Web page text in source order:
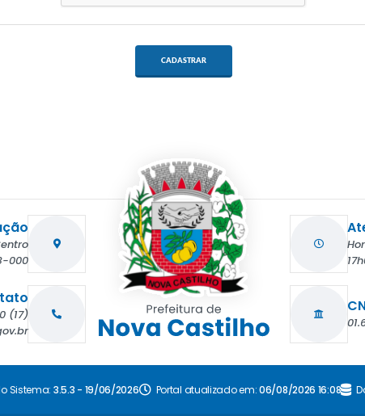
CADASTRAR
000
(17) 3831-7090
Sistema: 3.5.3 - 19/06/2026 Portal atualizado em:06/08/2026 16:08